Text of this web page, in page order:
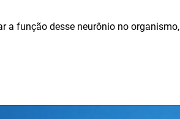
a função desse neurônio no organismo,